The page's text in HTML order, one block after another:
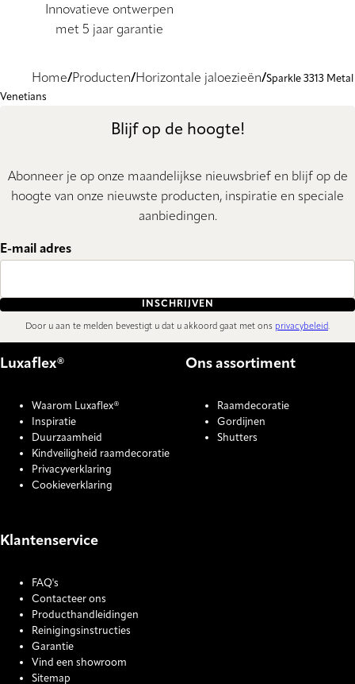
Innovatieve ontwerpen
met 5 jaar garantie
Home Producten Horizontale jaloezieën Sparkle 3313 Metal
Venetians
Blijf op de hoogte!
Abonneer je op onze maandelijkse nieuwsbrief en blijf op de
hoogte van onze nieuwste producten, inspiratie en speciale
aanbiedingen.
E-mail adres
INSCHRIJVEN
Door u aan te melden bevestigt u dat u akkoord gaat met ons privacybeleid.
Luxaflex®
Waarom Luxaflex®
Inspiratie
Duurzaamheid
Kindveiligheid raamdecoratie
Privacyverklaring
Cookieverklaring
Ons assortiment
Raamdecoratie
Gordijnen
Shutters
Klantenservice
FAQ's
Contacteer ons
Producthandleidingen
Reinigingsinstructies
Garantie
Vind een showroom
Sitemap